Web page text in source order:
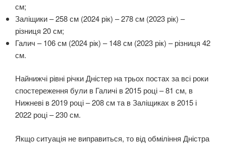
см;
Заліщики – 258 см (2024 рік) – 278 см (2023 рік) –
різниця 20 см;
Галич – 106 см (2024 рік) – 148 см (2023 рік) – різниця 42
см.
Найнижчі рівні річки Дністер на трьох постах за всі роки
спостереження були в Галичі в 2015 році – 81 см, в
Нижневі в 2019 році – 208 см та в Заліщиках в 2015 і
2022 році – 230 см.
Якщо ситуація не виправиться, то від обміління Дністра